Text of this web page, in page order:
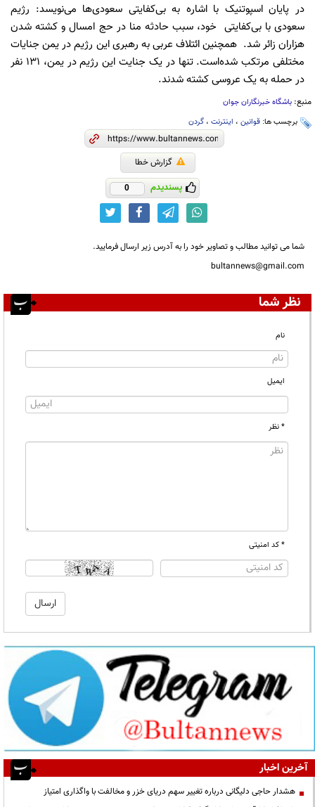
در پایان اسپوتنیک با اشاره به بی‌کفایتی سعودی‌ها می‌نویسد: رژیم
سعودی با بی‌کفایتی خود، سبب حادثه منا در حج امسال و کشته شدن
هزاران زائر شد. همچنین ائتلاف عربی به رهبری این رژیم در یمن جنایات
مختلفی مرتکب شده‌است. تنها در یک جنایت این رژیم در یمن، 131 نفر
در حمله به یک عروسی کشته شدند.
منبع: باشگاه خبرنگاران جوان
برچسب ها: قوانین ، اینترنت ، گردن
گزارش خطا
پسندیدم 0
شما می توانید مطالب و تصاویر خود را به آدرس زیر ارسال فرمایید.
bultannews@gmail.com
نظر شما
نام
ایمیل
* نظر
* کد امنیتی
آخرین اخبار
هشدار حاجی دلیگانی درباره تغییر سهم دریای خزر و مخالفت با واگذاری امتیاز